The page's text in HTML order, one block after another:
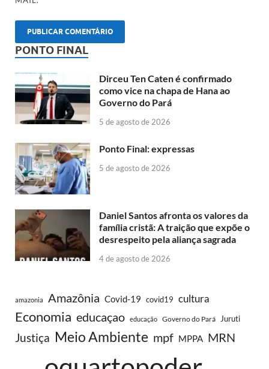
PONTO FINAL
Dirceu Ten Caten é confirmado
como vice na chapa de Hana ao
Governo do Pará
5 de agosto de 2026
Ponto Final: expressas
5 de agosto de 2026
Daniel Santos afronta os valores da
família cristã: A traição que expõe o
desrespeito pela aliança sagrada
4 de agosto de 2026
amazonia Amazônia Covid-19 covid19 cultura
Economia educaçao educação Governo do Pará Juruti
Justiça Meio Ambiente mpf MPPA MRN